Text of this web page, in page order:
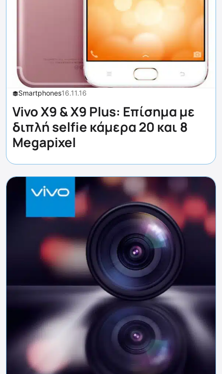
Smartphones16.11.16
Vivo X9 & X9 Plus: Επίσημα με
διπλή selfie κάμερα 20 και 8
Megapixel